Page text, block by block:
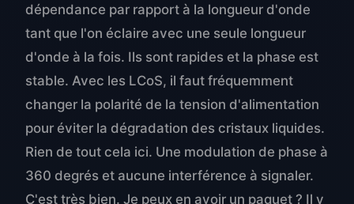
dépendance par rapport à la longueur d'onde
tant que l'on éclaire avec une seule longueur
d'onde à la fois. Ils sont rapides et la phase est
stable. Avec les LCoS, il faut fréquemment
changer la polarité de la tension d'alimentation
pour éviter la dégradation des cristaux liquides.
Rien de tout cela ici. Une modulation de phase à
360 degrés et aucune interférence à signaler.
C'est très bien. Je peux en avoir un paquet ? Il y